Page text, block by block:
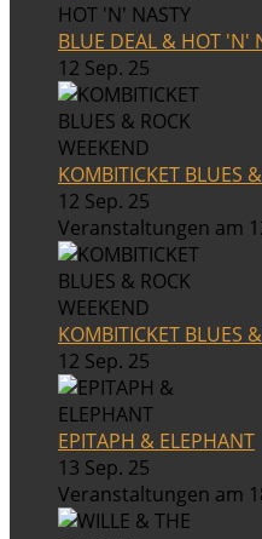
BLUE DEAL & HOT 'N'
12 Sep. 25
KOMBITICKET BLUES
12 Sep. 25
Veranstaltungen am
KOMBITICKET BLUES
12 Sep. 25
EPITAPH & ELEPHANT
13 Sep. 25
Veranstaltungen am